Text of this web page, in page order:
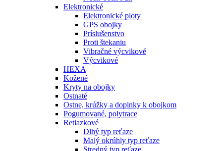
Elektronické
Elektronické ploty
GPS obojky
Príslušenstvo
Proti štekaniu
Vibračné výcvikové
Výcvikové
HEXA
Kožené
Kryty na obojky
Ostnaté
Ostne, krúžky a doplnky k obojkom
Pogumované, polytrace
Retiazkové
Dlhý typ reťaze
Malý okrúhly typ reťaze
Stredný typ reťaze